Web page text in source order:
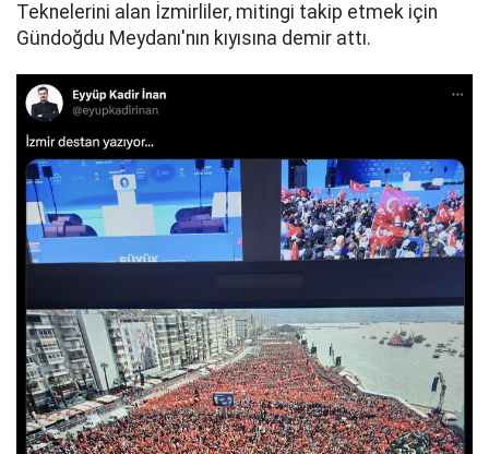
Teknelerini alan İzmirliler, mitingi takip etmek için
Gündoğdu Meydanı'nın kıyısına demir attı.